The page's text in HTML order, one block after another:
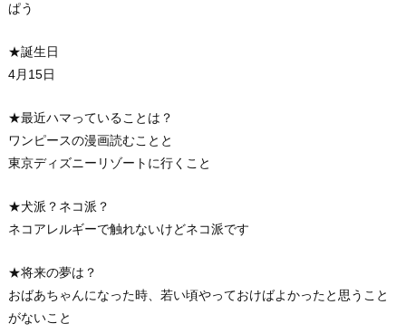
ぱう
★誕生日
4月15日
★最近ハマっていることは？
ワンピースの漫画読むことと
東京ディズニーリゾートに行くこと
★犬派？ネコ派？
ネコアレルギーで触れないけどネコ派です
★将来の夢は？
おばあちゃんになった時、若い頃やっておけばよかったと思うこと
がないこと